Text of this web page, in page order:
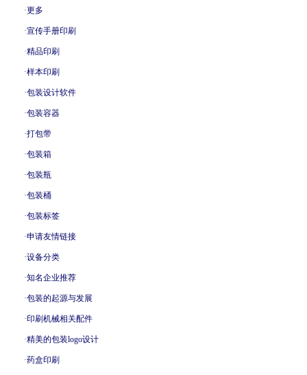
·更多
·宣传手册印刷
·精品印刷
·样本印刷
·包装设计软件
·包装容器
·打包带
·包装箱
·包装瓶
·包装桶
·包装标签
·申请友情链接
·设备分类
·知名企业推荐
·包装的起源与发展
·印刷机械相关配件
·精美的包装logo设计
·药盒印刷